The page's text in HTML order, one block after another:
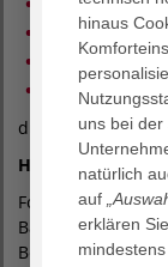
Magenkrebs
durchgeführt.
HIPEC bei
Fortgeschrittene
Betroffenen
hinaus
uns bei
natürlich
auf
erklären